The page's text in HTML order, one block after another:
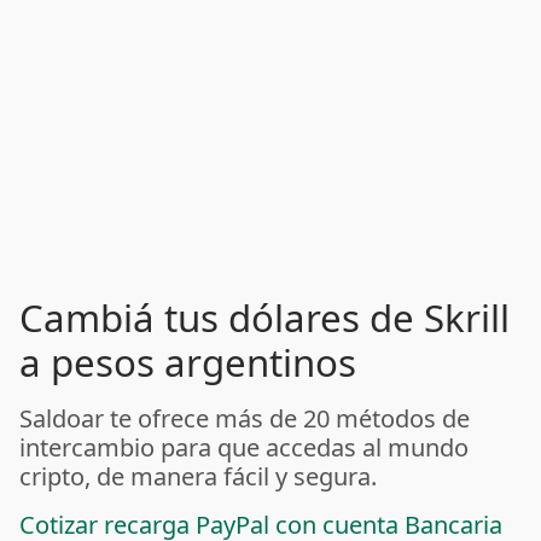
Cambiá tus dólares de Skrill
a pesos argentinos
Saldoar te ofrece más de 20 métodos de
intercambio para que accedas al mundo
cripto, de manera fácil y segura.
Cotizar recarga PayPal con cuenta Bancaria